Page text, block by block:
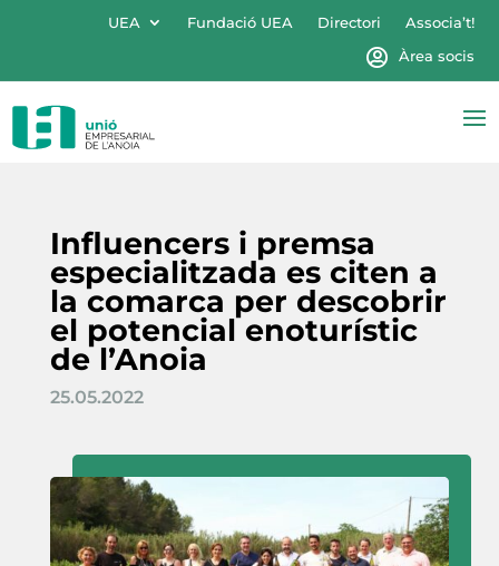
UEA Fundació UEA Directori
Associa’t!
Àrea socis
Influencers i premsa
especialitzada es citen a
la comarca per descobrir
el potencial enoturístic
de l’Anoia
25.05.2022